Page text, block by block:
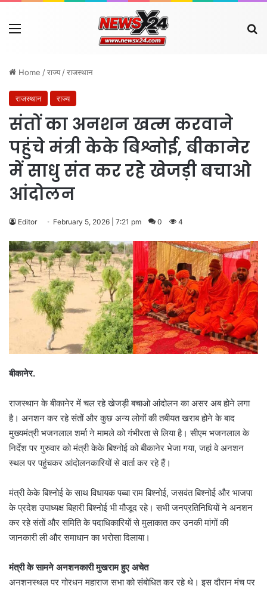
Menu
Home /राज्य /राजस्थान
राजस्थान राज्य
संतों का अनशन खत्म करवाने
पहुंचे मंत्री केके बिश्नोई, बीकानेर
में साधु संत कर रहे खेजड़ी बचाओ
आंदोलन
Editor February 5, 2026 | 7:21 pm 0 4
बीकानेर.
राजस्थान के बीकानेर में चल रहे खेजड़ी बचाओ आंदोलन का असर अब होने लगा
है। अनशन कर रहे संतों और कुछ अन्य लोगों की तबीयत खराब होने के बाद
मुख्यमंत्री भजनलाल शर्मा ने मामले को गंभीरता से लिया है। सीएम भजनलाल के
निर्देश पर गुरुवार को मंत्री केके बिश्नोई को बीकानेर भेजा गया, जहां वे अनशन
स्थल पर पहुंचकर आंदोलनकारियों से वार्ता कर रहे हैं।
मंत्री केके बिश्नोई के साथ विधायक पब्बा राम बिश्नोई, जसवंत बिश्नोई और भाजपा
के प्रदेश उपाध्यक्ष बिहारी बिश्नोई भी मौजूद रहे। सभी जनप्रतिनिधियों ने अनशन
कर रहे संतों और समिति के पदाधिकारियों से मुलाकात कर उनकी मांगों की
जानकारी ली और समाधान का भरोसा दिलाया।
मंत्री के सामने अनशनकारी मुखराम हुए अचेत
अनशनस्थल पर गोरधन महाराज सभा को संबोधित कर रहे थे। इस दौरान मंच पर